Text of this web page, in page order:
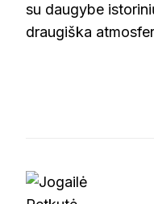
su daugybe
draugiška